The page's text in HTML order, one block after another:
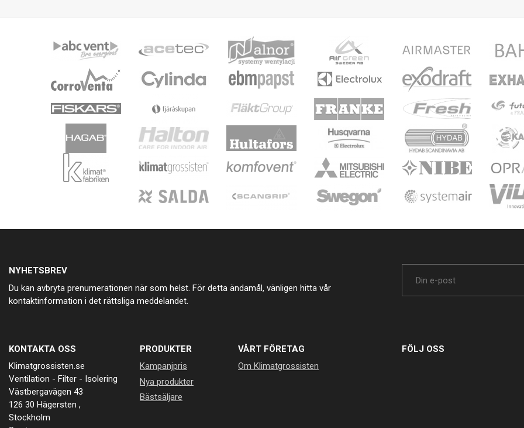
NYHETSBREV
Du kan avbryta prenumerationen när som helst. För detta ändamål, vänligen hitta vår
kontaktinformation i det rättsliga meddelandet.
KONTAKTA OSS
Klimatgrossisten.se
Ventilation - Filter - Isolering
Västbergavägen 43
126 30 Hägersten ,
Stockholm
PRODUKTER
Kampanjpris
Nya produkter
Bästsäljare
VÅRT FÖRETAG
Om Klimatgrossisten
FÖLJ OSS